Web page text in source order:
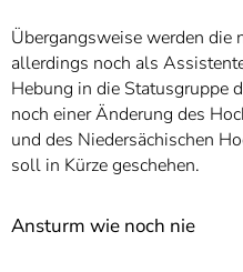
Übergangsweise werden die
allerdings noch als
Hebung in die Statusgruppe
noch einer Änderung des
und des Niedersächischen
soll in Kürze geschehen.
Ansturm wie noch nie